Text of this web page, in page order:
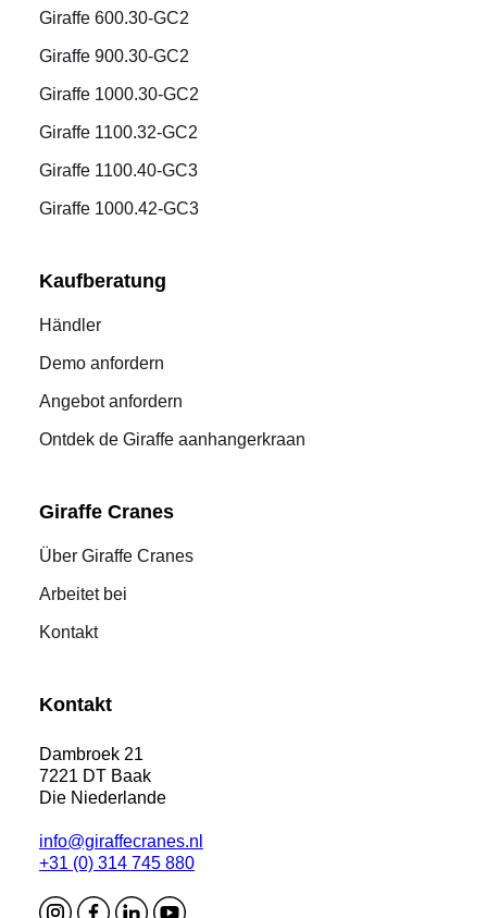
Giraffe 600.30-GC2
Giraffe 900.30-GC2
Giraffe 1000.30-GC2
Giraffe 1100.32-GC2
Giraffe 1100.40-GC3
Giraffe 1000.42-GC3
Kaufberatung
Händler
Demo anfordern
Angebot anfordern
Ontdek de Giraffe aanhangerkraan
Giraffe Cranes
Über Giraffe Cranes
Arbeitet bei
Kontakt
Kontakt
Dambroek 21
7221 DT Baak
Die Niederlande
info@giraffecranes.nl
+31 (0) 314 745 880